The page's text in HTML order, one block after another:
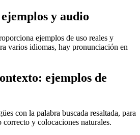
y audio
ejemplos de uso reales y
varios idiomas, hay pronunciación en
ejemplos de
con la palabra buscada resaltada, para
correcto y colocaciones naturales.